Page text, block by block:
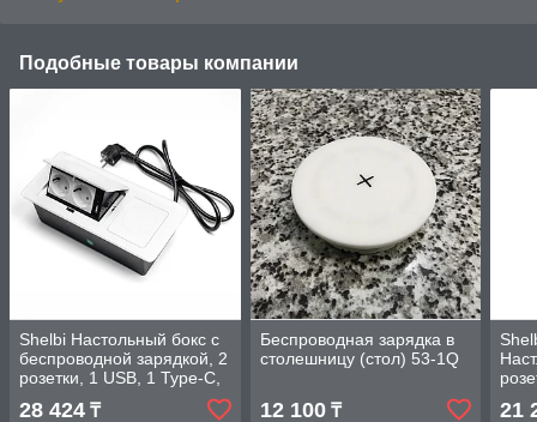
Подобные товары компании
Shelbi Настольный бокс с
беспроводной зарядкой, 2
розетки, 1 USB, 1 Type-C,
шнур 1,5 м., белый
28 424 ₸
Беспроводная зарядка в
столешницу (стол) 53-1Q
12 100₸ 21